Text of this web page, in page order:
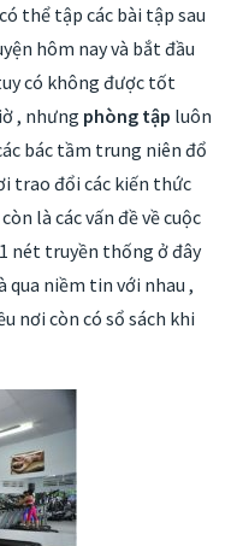
thể tập các bài tập sau
hôm nay và bắt đầu
có không được tốt
, nhưng phòng tập luôn
bác tầm trung niên đổ
trao đổi các kiến thức
là các vấn đề về cuộc
nét truyền thống ở đây
qua niềm tin với nhau ,
nơi còn có sổ sách khi